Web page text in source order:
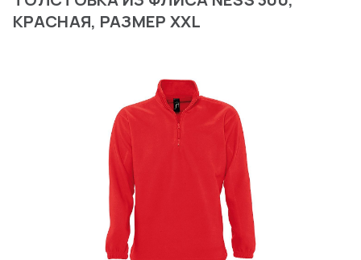
КРАСНАЯ, РАЗМЕР XXL